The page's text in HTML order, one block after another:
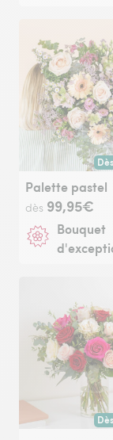
Palette pastel
dès 99,95€
Bouquet